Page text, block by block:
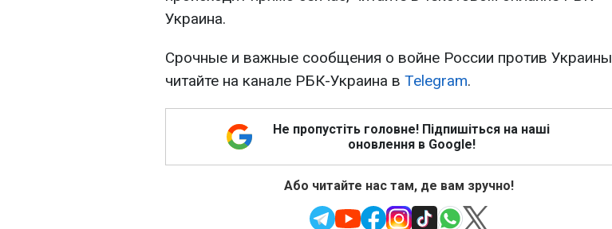
Украина.
Срочные и важные сообщения о войне России против Украины
читайте на канале РБК-Украина в Telegram.
Не пропустіть головне! Підпишіться на наші
оновлення в Google!
Або читайте нас там, де вам зручно!